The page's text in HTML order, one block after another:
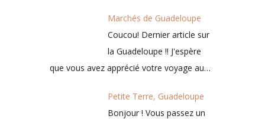
Marchés de Guadeloupe
Coucou! Dernier article sur
la Guadeloupe !! J'espère
que vous avez apprécié votre voyage au…
Petite Terre, Guadeloupe
Bonjour ! Vous passez un